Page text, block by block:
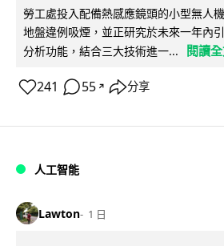
勞工處投入配備熱感應鏡頭的小型無人
地盤違例吸煙，並正研究於未來一年內
分析功能，結合三大技術進一...
閱讀
241 55 ↗ 分享
人工智能
Lawton 1 日